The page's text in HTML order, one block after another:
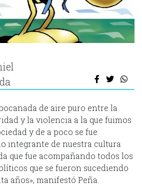
de aire puro entre la
y la violencia a la que fuimos
y de a poco se fue
integrante de nuestra cultura
que fue acompañando todos los
que se fueron sucediendo
años», manifestó Peña.